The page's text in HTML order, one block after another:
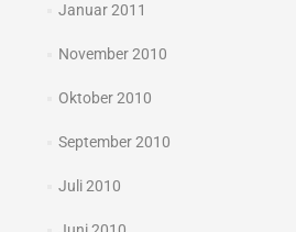
Januar 2011
November 2010
Oktober 2010
September 2010
Juli 2010